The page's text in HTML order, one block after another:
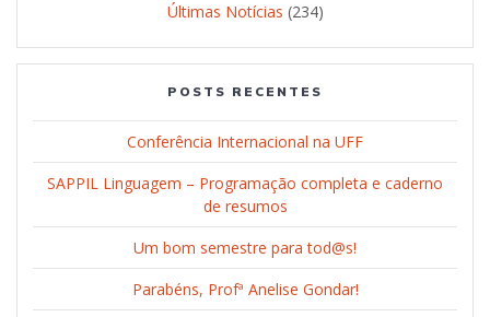
Últimas Notícias (234)
POSTS RECENTES
Conferência Internacional na UFF
SAPPIL Linguagem – Programação completa e caderno
de resumos
Um bom semestre para tod@s!
Parabéns, Profª Anelise Gondar!